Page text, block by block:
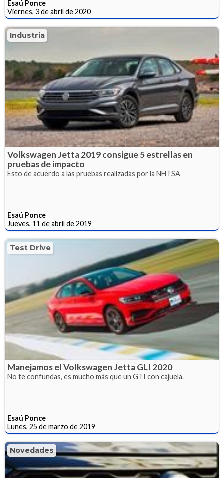
Esaú Ponce
Viernes, 3 de abril de 2020
Industria
Volkswagen Jetta 2019 consigue 5 estrellas en
pruebas de impacto
Esto de acuerdo a las pruebas realizadas por la NHTSA
Esaú Ponce
Jueves, 11 de abril de 2019
Test Drive
Manejamos el Volkswagen Jetta GLI 2020
No te confundas, es mucho más que un GTI con cajuela.
Esaú Ponce
Lunes, 25 de marzo de 2019
Novedades